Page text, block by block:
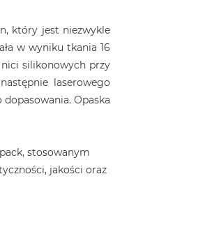
który jest niezwykle
w wyniku tkania 16
silikonowych przy
laserowego
Opaska
stosowanym
jakości oraz